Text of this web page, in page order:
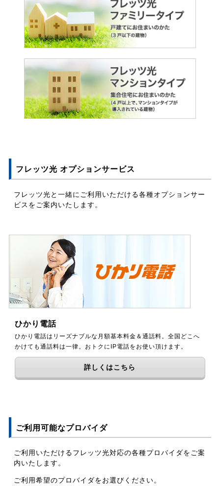
フレッツ光 オプションサービス
フレッツ光と一緒にご利用いただける各種オプションサー
ビスをご案内いたします。
ひかり電話
ひかり電話はリーズナブルな月額基本料金＆通話料。全国どこへ
かけても通話料は一律。おトクにIP電話をお使い頂けます。
詳しくはこちら
ご利用可能なプロバイダ
ご利用いただけるフレッツ光対応の各種プロバイダをご案
内いたします。
ご利用希望のプロバイダをお選びください。